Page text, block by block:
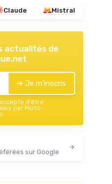
Claude Mistral
actualités de
➔ Je m'inscris
d’être
par Moto-
sur Google